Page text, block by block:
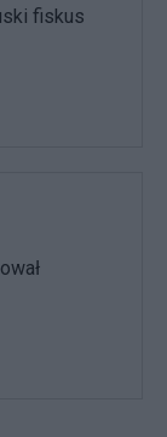
fiskus